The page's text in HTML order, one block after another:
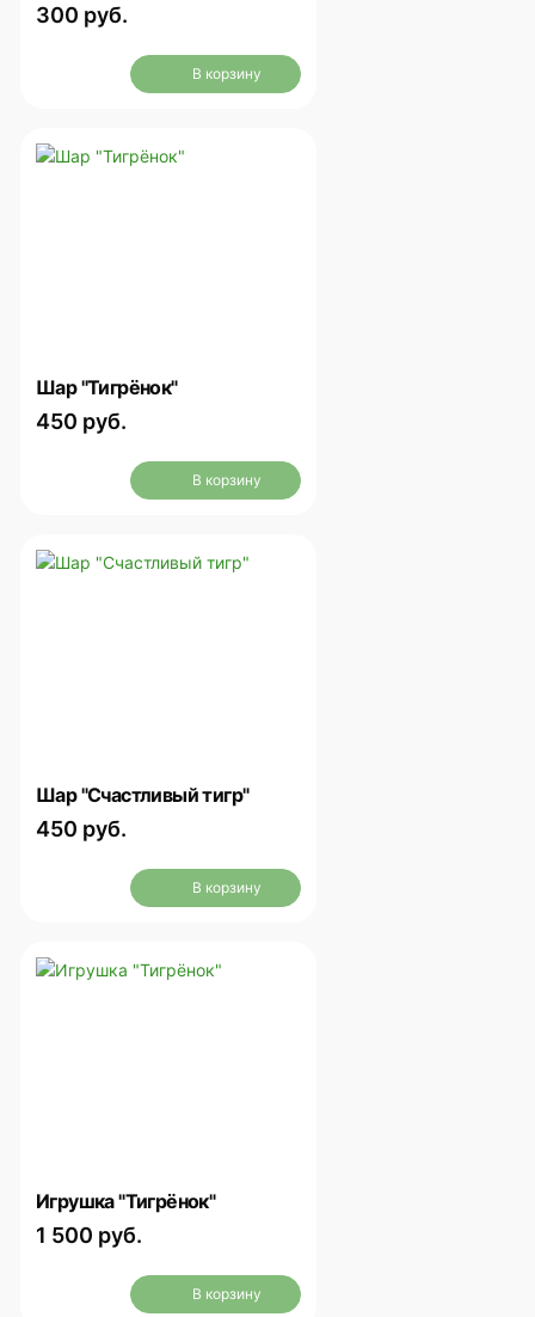
300 руб.
В корзину
Шар "Тигрёнок"
450 руб.
В корзину
Шар "Счастливый тигр"
450 руб.
В корзину
Игрушка "Тигрёнок"
1 500 руб.
В корзину